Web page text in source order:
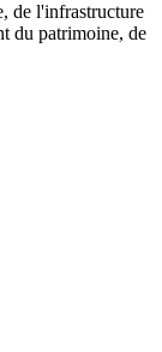
de l'infrastructure
du patrimoine, de